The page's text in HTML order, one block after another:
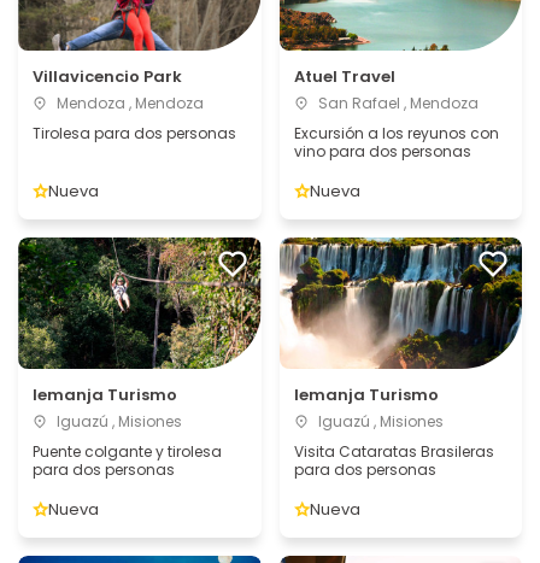
Villavicencio Park
Mendoza , Mendoza
Tirolesa para dos personas
Nueva
Atuel Travel
San Rafael , Mendoza
Excursión a los reyunos con
vino para dos personas
Nueva
Iemanja Turismo
Iguazú , Misiones
Puente colgante y tirolesa
para dos personas
Nueva
Iemanja Turismo
Iguazú , Misiones
Visita Cataratas Brasileras
para dos personas
Nueva